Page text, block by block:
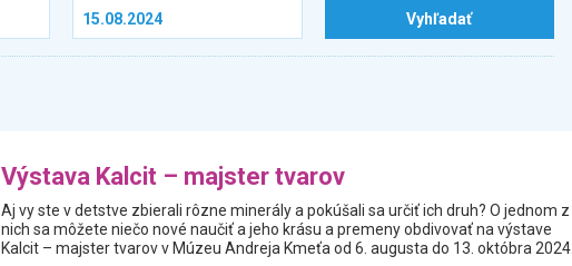
Výstava Kalcit – majster tvarov
Aj vy ste v detstve zbierali rôzne minerály a pokúšali sa určiť ich druh? O jednom z
nich sa môžete niečo nové naučiť a jeho krásu a premeny obdivovať na výstave
Kalcit – majster tvarov v Múzeu Andreja Kmeťa od 6. augusta do 13. októbra 2024.